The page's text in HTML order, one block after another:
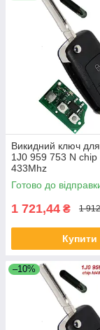
Викидний ключ
1J0 959 753 N chip
433Mhz
Готово до
1 721,44 ₴ 1
Купити
–10%